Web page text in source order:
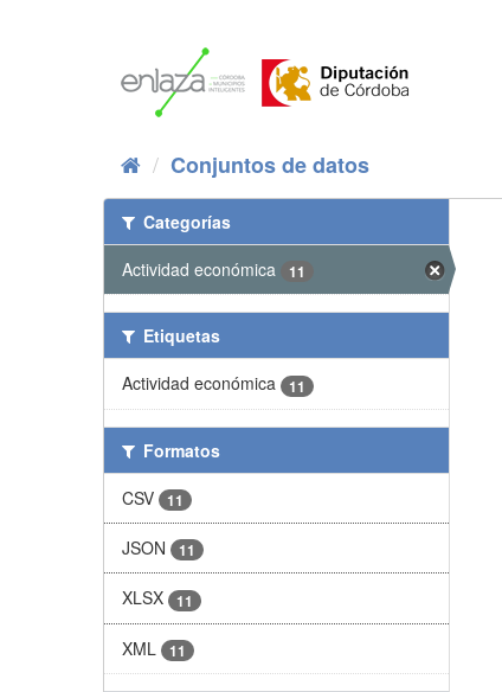
Conjuntos de datos
Categorías
Actividad económica
11
Etiquetas
Actividad económica
11
Formatos
CSV
11
JSON 11
XLSX 11
XML 11